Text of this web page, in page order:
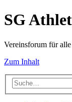
SG
Vereinsforum für alle
Zum Inhalt